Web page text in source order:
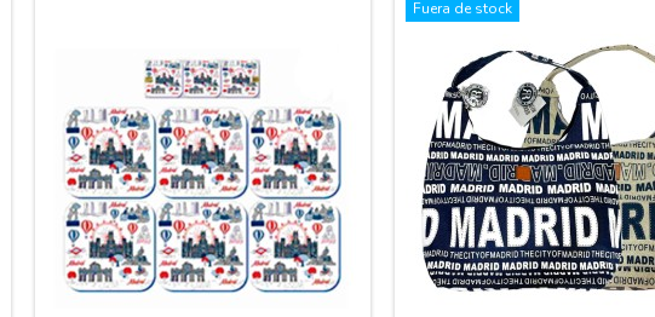
Fuera de stock